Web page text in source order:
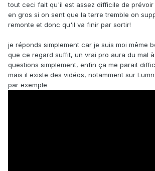
tout ceci fait qu'il est assez difficile de prévoir
en gros si on sent que la terre tremble on
remonte et donc qu'il va finir par sortir!
je réponds simplement car je suis moi même
que ce regard suffit, un vrai pro aura du mal
questions simplement, enfin ça me parait
mais il existe des vidéos, notamment sur
par exemple